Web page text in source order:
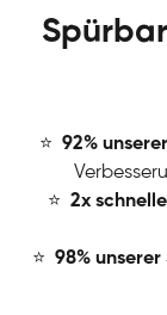
⭐ 92%
⭐ 2x
⭐ 98%